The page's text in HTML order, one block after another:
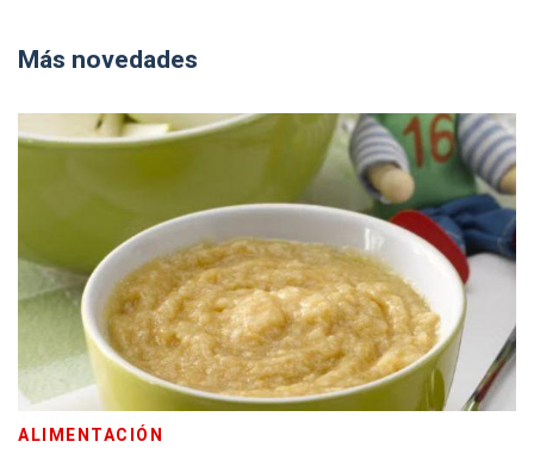
Más novedades
ALIMENTACIÓN